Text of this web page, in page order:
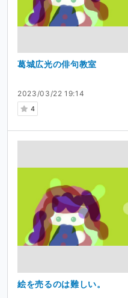
2023/03/22 19:14
4
葛城広光の俳句教室
絵を売るのは難しい。